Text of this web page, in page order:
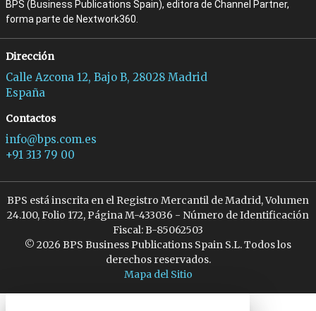
BPS (Business Publications Spain), editora de Channel Partner,
forma parte de Nextwork360.
Dirección
Calle Azcona 12, Bajo B, 28028 Madrid
España
Contactos
info@bps.com.es
+91 313 79 00
BPS está inscrita en el Registro Mercantil de Madrid, Volumen
24.100, Folio 172, Página M-433036 - Número de Identificación
Fiscal: B-85062503
© 2026 BPS Business Publications Spain S.L. Todos los
derechos reservados.
Mapa del Sitio